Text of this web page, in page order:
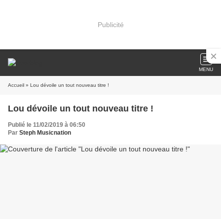
Publicité
MENU
Accueil » Lou dévoile un tout nouveau titre !
Lou dévoile un tout nouveau titre !
Publié le 11/02/2019 à 06:50
Par Steph Musicnation